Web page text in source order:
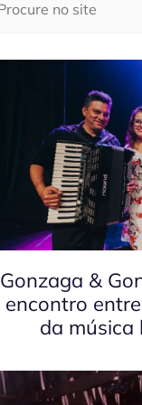
&
encontro
da música